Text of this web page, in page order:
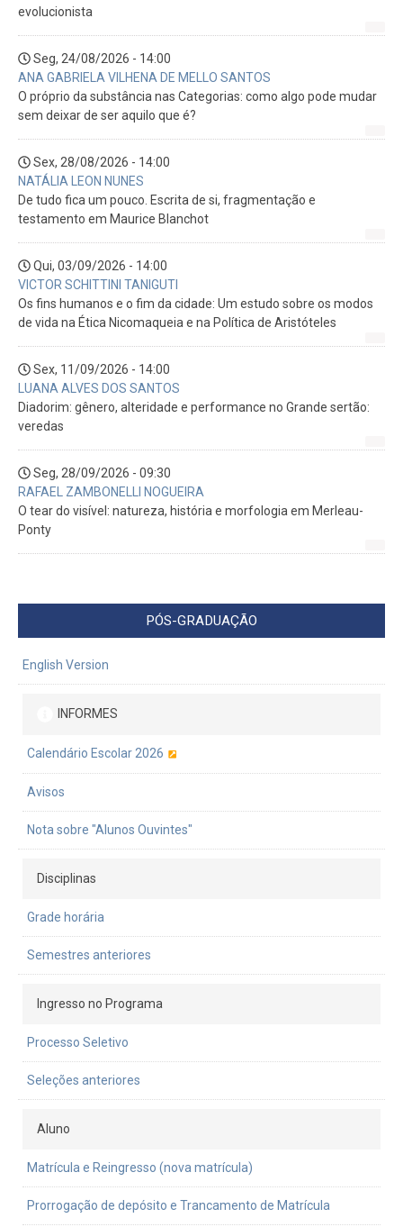
evolucionista
Seg, 24/08/2026 - 14:00
ANA GABRIELA VILHENA DE MELLO SANTOS
O próprio da substância nas Categorias: como algo pode mudar
sem deixar de ser aquilo que é?
Sex, 28/08/2026 - 14:00
NATÁLIA LEON NUNES
De tudo fica um pouco. Escrita de si, fragmentação e
testamento em Maurice Blanchot
Qui, 03/09/2026 - 14:00
VICTOR SCHITTINI TANIGUTI
Os fins humanos e o fim da cidade: Um estudo sobre os modos
de vida na Ética Nicomaqueia e na Política de Aristóteles
Sex, 11/09/2026 - 14:00
LUANA ALVES DOS SANTOS
Diadorim: gênero, alteridade e performance no Grande sertão:
veredas
Seg, 28/09/2026 - 09:30
RAFAEL ZAMBONELLI NOGUEIRA
O tear do visível: natureza, história e morfologia em Merleau-
Ponty
PÓS-GRADUAÇÃO
English Version
INFORMES
Calendário Escolar 2026
Avisos
Nota sobre "Alunos Ouvintes"
Disciplinas
Grade horária
Semestres anteriores
Ingresso no Programa
Processo Seletivo
Seleções anteriores
Aluno
Matrícula e Reingresso (nova matrícula)
Prorrogação de depósito e Trancamento de Matrícula